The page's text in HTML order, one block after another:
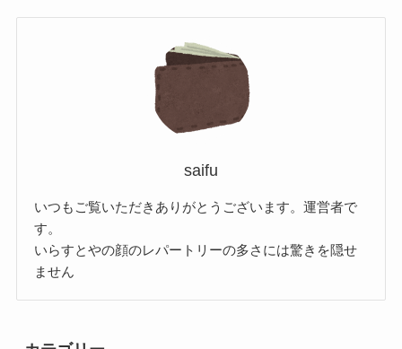
saifu
いつもご覧いただきありがとうございます。運営者で
す。
いらすとやの顔のレパートリーの多さには驚きを隠せ
ません